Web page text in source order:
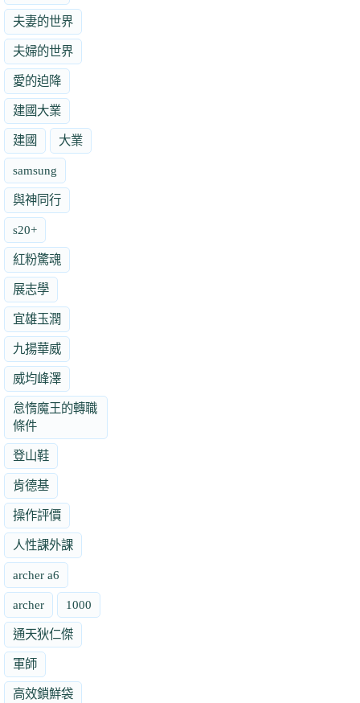
夫妻的世界
夫婦的世界
愛的迫降
建國大業
建國 大業
samsung
與神同行
s20+
紅粉驚魂
展志學
宜雄玉潤
九揚華威
威均峰澤
怠惰魔王的轉職
條件
登山鞋
肯德基
操作評價
人性課外課
archer a6
archer 1000
通天狄仁傑
軍師
高效鎖鮮袋